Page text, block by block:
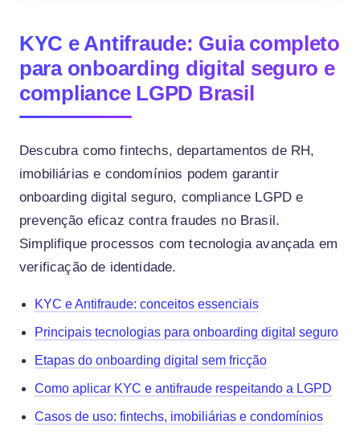
KYC e Antifraude: Guia completo
para onboarding digital seguro e
compliance LGPD Brasil
Descubra como fintechs, departamentos de RH,
imobiliárias e condomínios podem garantir
onboarding digital seguro, compliance LGPD e
prevenção eficaz contra fraudes no Brasil.
Simplifique processos com tecnologia avançada em
verificação de identidade.
KYC e Antifraude: conceitos essenciais
Principais tecnologias para onboarding digital seguro
Etapas do onboarding digital sem fricção
Como aplicar KYC e antifraude respeitando a LGPD
Casos de uso: fintechs, imobiliárias e condomínios